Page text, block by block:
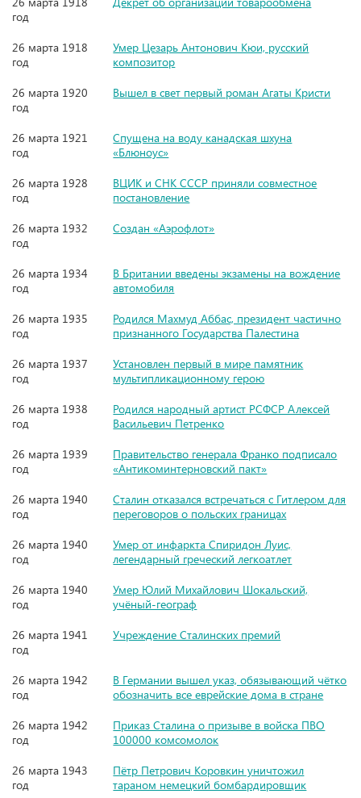
год
26 марта 1918
год
Умер Цезарь Антонович Кюи, русский
композитор
26 марта 1920
год
Вышел в свет первый роман Агаты Кристи
26 марта 1921
год
Спущена на воду канадская шхуна
«Блюноус»
26 марта 1928
год
ВЦИК и СНК СССР приняли совместное
постановление
26 марта 1932
год
Создан «Аэрофлот»
26 марта 1934
год
В Британии введены экзамены на вождение
автомобиля
26 марта 1935
год
Родился Махмуд Аббас, президент частично
признанного Государства Палестина
26 марта 1937
год
Установлен первый в мире памятник
мультипликационному герою
26 марта 1938
год
Родился народный артист РСФСР Алексей
Васильевич Петренко
26 марта 1939
год
Правительство генерала Франко подписало
«Антикоминтерновский пакт»
26 марта 1940
год
Сталин отказался встречаться с Гитлером для
переговоров о польских границах
26 марта 1940
год
Умер от инфаркта Спиридон Луис,
легендарный греческий легкоатлет
26 марта 1940
год
Умер Юлий Михайлович Шокальский,
учёный-географ
26 марта 1941
год
Учреждение Сталинских премий
26 марта 1942
год
В Германии вышел указ, обязывающий чётко
обозначить все еврейские дома в стране
26 марта 1942
год
Приказ Сталина о призыве в войска ПВО
100000 комсомолок
26 марта 1943
год
Пётр Петрович Коровкин уничтожил
тараном немецкий бомбардировщик